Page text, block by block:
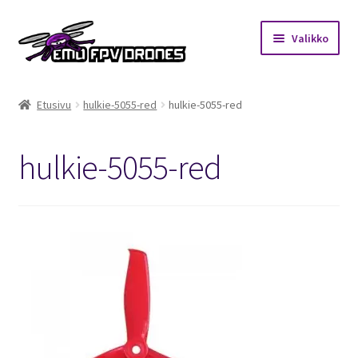
Siirry
navigointiin
Siirry
sisältöön
Valikko
Kuukausihaaste
Beta65 – Betacube – Betaflight Configuration
Etusivu hulkie-5055-red hulkie-5055-red
hulkie-5055-red